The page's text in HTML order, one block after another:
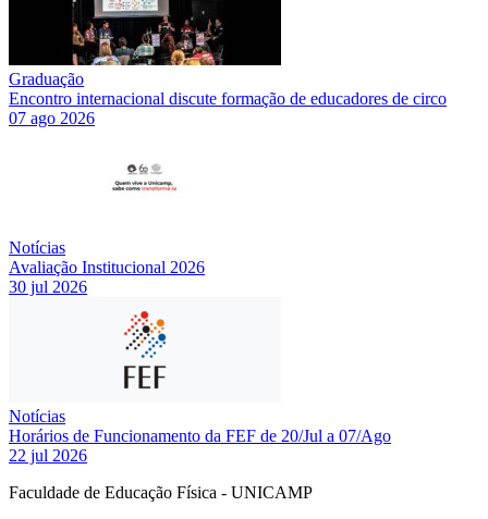
Graduação
Encontro internacional discute formação de educadores de circo
07 ago 2026
Notícias
Avaliação Institucional 2026
30 jul 2026
Notícias
Horários de Funcionamento da FEF de 20/Jul a 07/Ago
22 jul 2026
Faculdade de Educação Física - UNICAMP